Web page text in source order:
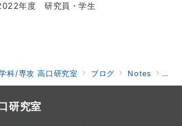
年度 研究員・学生
科/専攻 高口研究室 ブログ Notes シ
研究室